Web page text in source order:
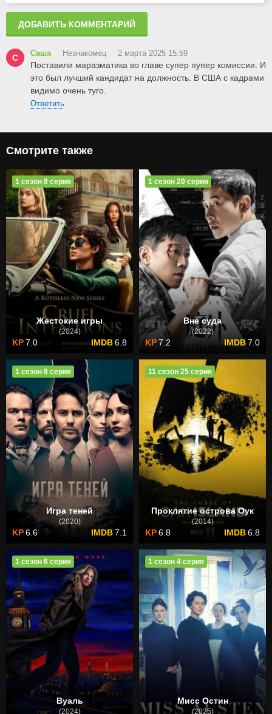
С Саша Незнакомец 2 марта 2025 15:59
Поставили маразматика во главе супер пупер комиссии. И
это был лучший кандидат на должность. В США с кадрами
видимо очень туго.
Ответить
ДОБАВИТЬ КОММЕНТАРИЙ
Смотрите также
Жестокие игры
(2024)
7.0 6.8
1 сезон 8 серия
Вне суда
(2022)
7.2 7.0
1 сезон 20 серия
Игра теней
(2020)
6.6 7.1
1 сезон 8 серия
Проклятие острова Оук
(2014)
6.8 6.8
11 сезон 25 серия
Вуаль
(2024)
1 сезон 6 серия
Мисс Остин
(2025)
1 сезон 4 серия